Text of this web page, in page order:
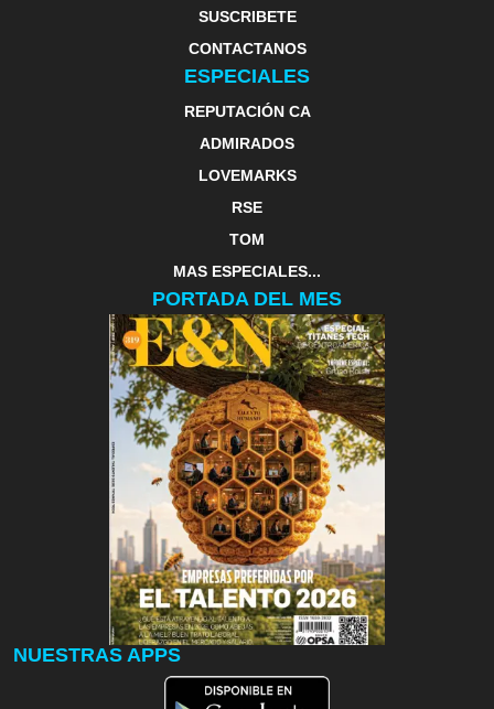
SUSCRIBETE
CONTACTANOS
ESPECIALES
REPUTACIÓN CA
ADMIRADOS
LOVEMARKS
RSE
TOM
MAS ESPECIALES...
PORTADA DEL MES
NUESTRAS APPS